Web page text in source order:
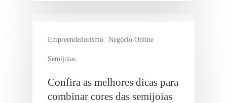
Empreendedorismo Negócio Online
Semijoias
Confira as melhores dicas para
combinar cores das semijoias